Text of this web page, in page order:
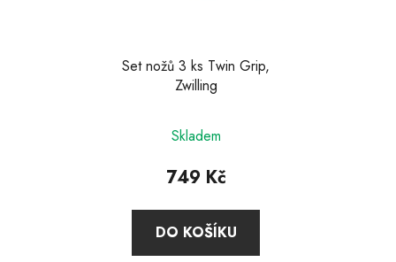
Set nožů 3 ks Twin Grip,
Zwilling
hodnocení
produktu
5,0
z
Skladem
749 Kč
DO KOŠÍKU